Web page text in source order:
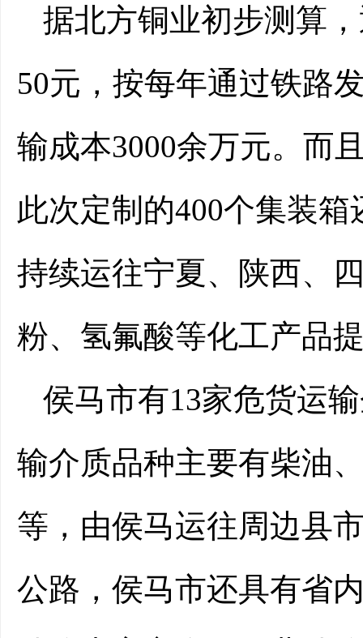
据北方铜业初步测算
50元，按每年通过铁路
输成本3000余万元。而
此次定制的400个集装
持续运往宁夏、陕西、
粉、氢氟酸等化工产品
侯马市有13家危货运
输介质品种主要有柴油
等，由侯马运往周边县
公路，侯马市还具有省